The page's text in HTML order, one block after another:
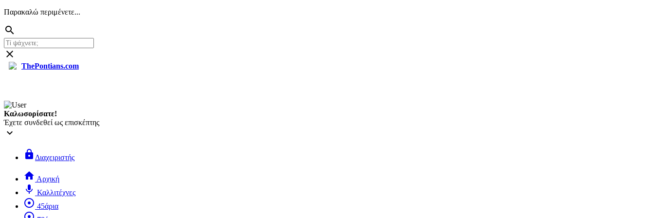
Παρακαλώ περιμένετε...
search
close
ThePontians.com
Καλωσορίσατε!
Έχετε συνδεθεί ως επισκέπτης
keyboard_arrow_down
lock Διαχειριστής
home Αρχική
mic Καλλιτέχνες
adjust 45άρια